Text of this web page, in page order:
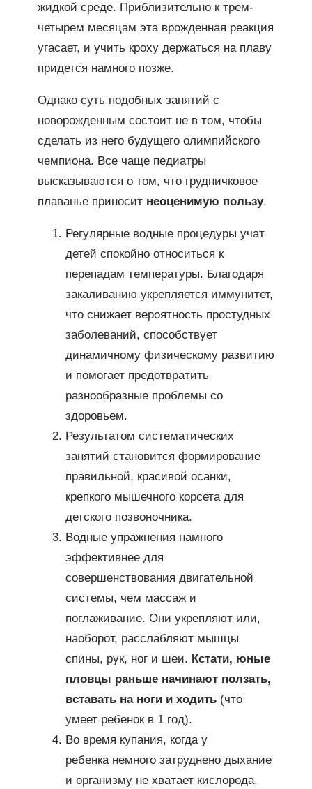
жидкой среде. Приблизительно к трем-
четырем месяцам эта врожденная реакция
угасает, и учить кроху держаться на плаву
придется намного позже.
Однако суть подобных занятий с
новорожденным состоит не в том, чтобы
сделать из него будущего олимпийского
чемпиона. Все чаще педиатры
высказываются о том, что грудничковое
плаванье приносит неоценимую пользу.
Регулярные водные процедуры учат
детей спокойно относиться к
перепадам температуры. Благодаря
закаливанию укрепляется иммунитет,
что снижает вероятность простудных
заболеваний, способствует
динамичному физическому развитию
и помогает предотвратить
разнообразные проблемы со
здоровьем.
Результатом систематических
занятий становится формирование
правильной, красивой осанки,
крепкого мышечного корсета для
детского позвоночника.
Водные упражнения намного
эффективнее для
совершенствования двигательной
системы, чем массаж и
поглаживание. Они укрепляют или,
наоборот, расслабляют мышцы
спины, рук, ног и шеи. Кстати, юные
пловцы раньше начинают ползать,
вставать на ноги и ходить(что
умеет ребенок в 1 год).
Во время купания, когда у
ребенка немного затруднено дыхание
и организму не хватает кислорода,